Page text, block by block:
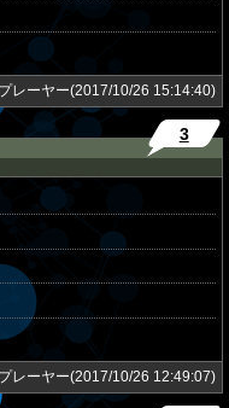
レーヤー(2017/10/26 15:14:40)
3
レーヤー(2017/10/26 12:49:07)